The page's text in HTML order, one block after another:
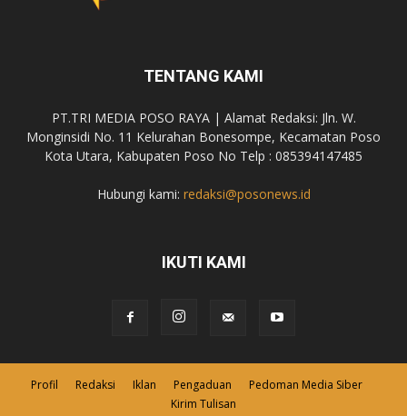
TENTANG KAMI
PT.TRI MEDIA POSO RAYA | Alamat Redaksi: Jln. W.
Monginsidi No. 11 Kelurahan Bonesompe, Kecamatan Poso
Kota Utara, Kabupaten Poso No Telp : 085394147485
Hubungi kami: redaksi@posonews.id
IKUTI KAMI
Profil Redaksi Iklan Pengaduan
Pedoman Media Siber
Kirim Tulisan